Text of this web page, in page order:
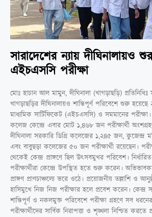
সারাদেশের ন্যায় দীঘিনালায়ও
এইচএসসি পরীক্ষা
মোঃ হাচান আল মামুন, দীঘিনালা (খাগড়াছড়ি) প্রতিনিধিঃ
খাগড়াছড়ির দীঘিনালায়ও শান্তিপূর্ণ পরিবেশে শুরু
মাধ্যমিক সার্টিফিকেট (এইচএসসি) ও সমমানের পরীক্ষা।
কলেজ কেন্দ্রে এবার মোট ১,৪৬৮ জন পরীক্ষার্থী
দীঘিনালা সরকারি ডিগ্রি কলেজের ১,২৪৫ জন,
এবং বাবুছড়া কলেজের ৫০ জন পরীক্ষার্থী রয়েছেন।
থেকেই কেন্দ্র প্রাঙ্গণে ছিল উৎসবমুখর পরিবেশ।
পরীক্ষার্থীরা কেন্দ্রে উপস্থিত হতে শুরু করেন।
প্রাঙ্গণ প্রাণচাঞ্চল্যে ভরে ওঠে। প্রয়োজনীয় তল্লাশি ও
হাসিমুখে নিজ নিজ পরীক্ষার হলে প্রবেশ করেন। কেন্দ্র
শান্তিপূর্ণ ও নকলমুক্ত পরিবেশে পরীক্ষা গ্রহণে সব
পরীক্ষার্থীদের সার্বিক নিরাপত্তা ও শৃঙ্খলা নিশ্চিত